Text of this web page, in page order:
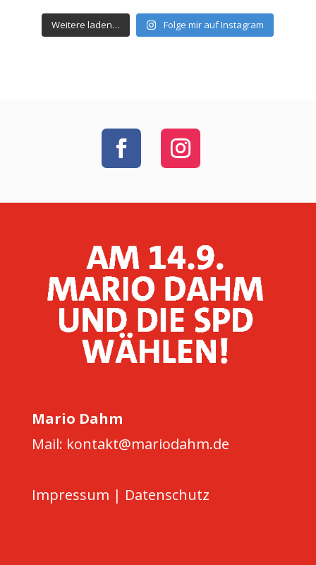
Weitere laden… Folge mir auf Instagram
Mario Dahm
Mail: kontakt@mariodahm.de
Impressum | Datenschutz